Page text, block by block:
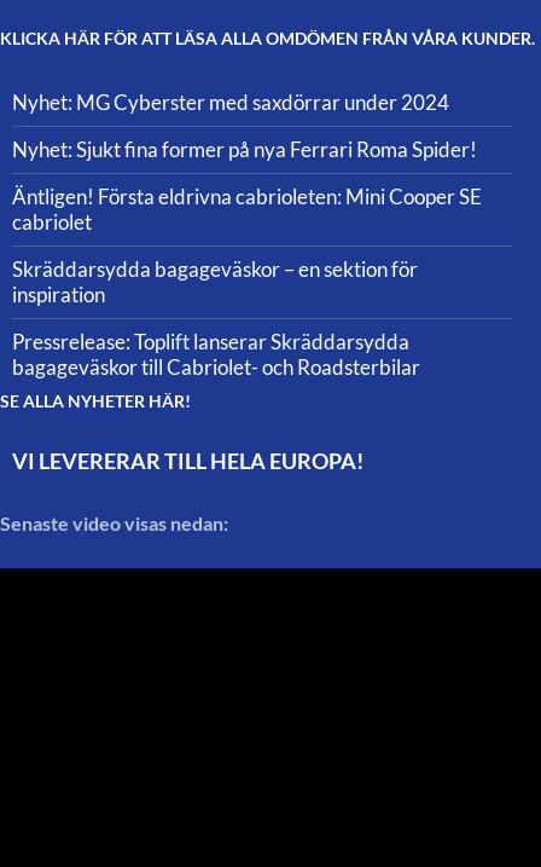
KLICKA HÄR FÖR ATT LÄSA ALLA OMDÖMEN FRÅN VÅRA KUNDER.
Nyhet: MG Cyberster med saxdörrar under 2024
Nyhet: Sjukt fina former på nya Ferrari Roma Spider!
Äntligen! Första eldrivna cabrioleten: Mini Cooper SE
cabriolet
Skräddarsydda bagageväskor – en sektion för
inspiration
Pressrelease: Toplift lanserar Skräddarsydda
bagageväskor till Cabriolet- och Roadsterbilar
SE ALLA NYHETER HÄR!
VI LEVERERAR TILL HELA EUROPA!
Senaste video visas nedan: